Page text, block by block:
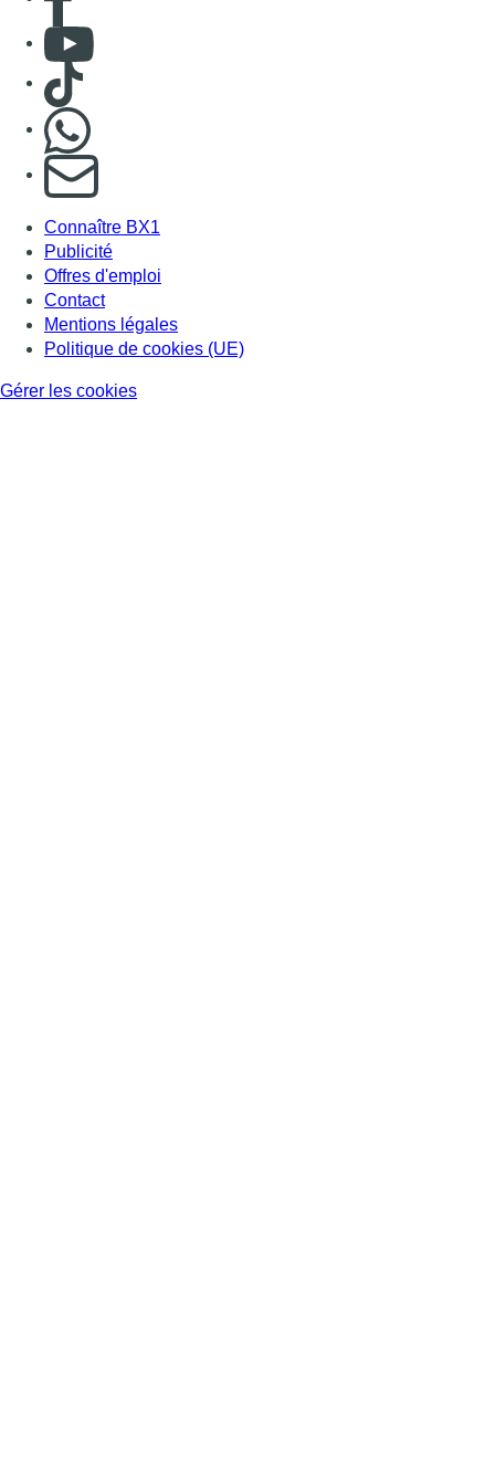
Consulter Youtube
Consulter TikTok
S'abonner à notre newsletter
Connaître BX1
Publicité
Offres d'emploi
Contact
Mentions légales
Politique de cookies (UE)
Gérer les cookies